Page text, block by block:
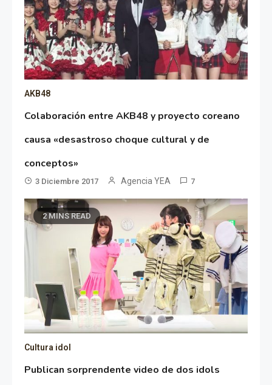
AKB48
Colaboración entre AKB48 y proyecto coreano
causa «desastroso choque cultural y de
conceptos»
3 Diciembre 2017 Agencia YEA 7
2 MINS READ
Cultura idol
Publican sorprendente video de dos idols